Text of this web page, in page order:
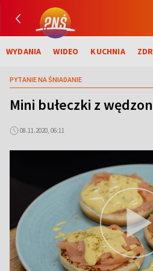
WYDANIA WIDEO KUCHNIA
PYTANIE NA ŚNIADANIE
Mini bułeczki z
08.11.2020, 06:11